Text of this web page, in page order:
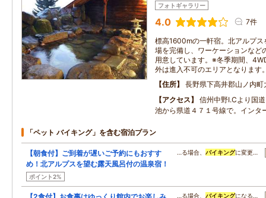
フォトギャラリー
4.0 7件
標高1600mの一軒宿。北アルプ
場を完備し、ワーケーションなど
用意しています。※冬季期間、
外は進入不可のエリアとなります
住所
長野県下高井郡山ノ内
アクセス
信州中野I.Cより国
池から県道４７１号線で。インタ
「ペット バイキング」を含む宿泊プラン
【朝食付】ご到着が遅いご予約にもおすす
め！北アルプスを望む露天風呂付の温泉宿！
ポイント2%
…る場合、 バイキングに変更…
…る場合、 バイキングになる…